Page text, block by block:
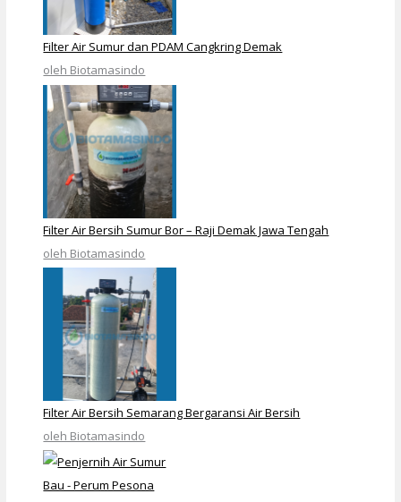
Filter Air Sumur dan PDAM Cangkring Demak
oleh Biotamasindo
Filter Air Bersih Sumur Bor – Raji Demak Jawa Tengah
oleh Biotamasindo
Filter Air Bersih Semarang Bergaransi Air Bersih
oleh Biotamasindo